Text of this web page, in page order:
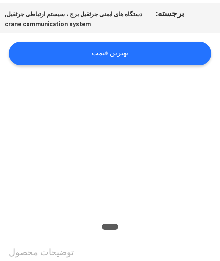
درخواست
نقل
قول
برجسته:
دستگاه های ایمنی جرثقیل برج ، سیستم ارتباطی جرثقیل,
crane communication system
بهترین قیمت
توضیحات محصول